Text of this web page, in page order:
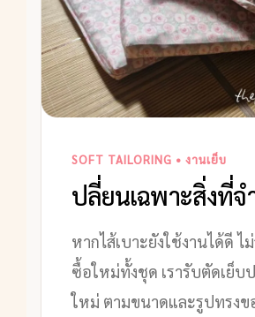
SOFT TAILORING • งานเย็บ
ปลี่ยนเฉพาะสิ่งที่จ
หากไส้เบาะยังใช้งานได้ดี ไ
ซื้อใหม่ทั้งชุด เรารับตัดเย็บ
ใหม่ ตามขนาดและรูปทรงข